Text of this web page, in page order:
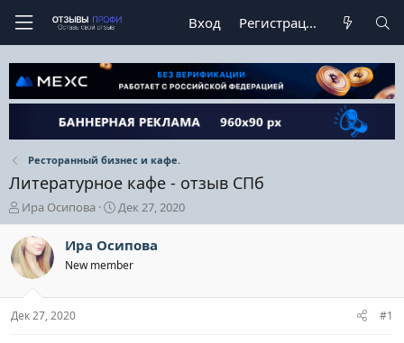
Вход Регистрация
Ресторанный бизнес и кафе.
Литературное кафе - отзыв СПб
А
в
т
о
р
е
м
Ира Осипова
Д
а
а
н
ч
Дек 27, 2020
Ира Осипова
New member
Дек 27, 2020 #1